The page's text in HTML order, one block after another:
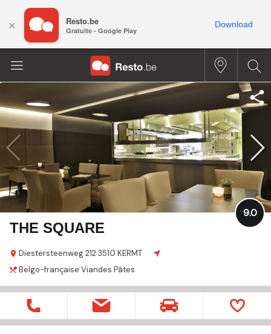
THE SQUARE
Diestersteenweg 2123510 KERMT
9.0
Belgo-française Viandes Pâtes
× Resto.be
Gratuite - Google Play
Download